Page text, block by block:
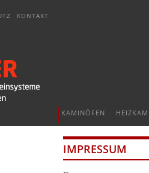
KONTAKT
KAMINÖFEN
IMPRESSUM